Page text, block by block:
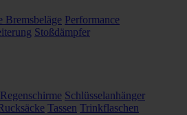
Bremsbeläge Performance
Stoßdämpfer
Regenschirme Schlüsselanhänger
Tassen Trinkflaschen